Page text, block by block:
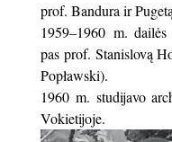
prof. Bandura ir
1959–1960 m.
pas prof. Stanislovą
Popławski).
1960 m. studijavo
Vokietijoje.